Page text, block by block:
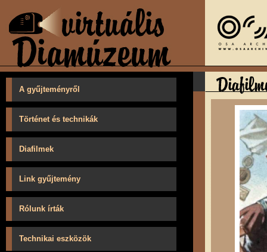
A gyűjteményről
Történet és technikák
Diafilmek
Link gyűjtemény
Rólunk írták
Technikai eszközök